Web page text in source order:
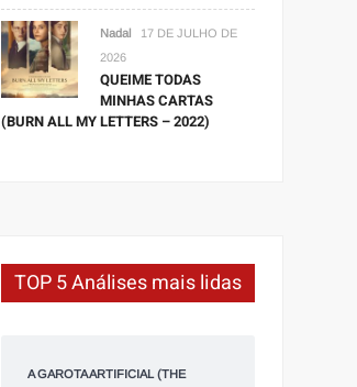
Nadal
17 DE JULHO DE
2026
QUEIME TODAS
MINHAS CARTAS
(BURN ALL MY LETTERS – 2022)
TOP 5 Análises mais lidas
A GAROTA ARTIFICIAL (THE